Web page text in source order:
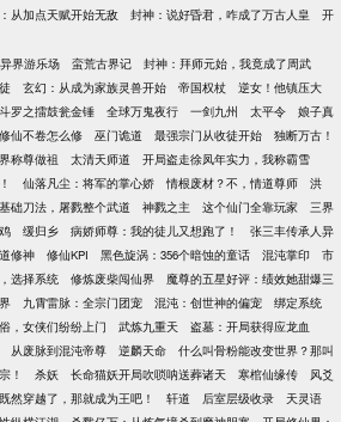
从加点天赋开始无敌 封神：说好昏君，咋成了万古人皇
开
异界游乐场 蛮荒古界记
封神：拜师元始，我竟成了周武
玄幻：从成为家族灵兽开始 帝国权杖
逆女！他镇压大
罗之擂鼓瓮金锤 全球万鬼夜行 一剑九州 太平令
娘子真
仙不卷怎么修 巫门诡道 最强宗门从收徒开始
独断万古！
称尊做祖 太清天师道
开局盗走徐凤年实力，我称霸雪
仙落凡尘：将军的掌心娇 情根废材？不，情道尊师
洪
础刀法，屠戮整个武道 神戮之主 这个仙门全靠玩家
三界
缓归乡 病娇师尊：我的徒儿又想跑了！
张三丰传承人异
修神 修仙KPI 黑色旋涡：356个暗蚀的童话 混沌掌印
市
选择系统 修炼废柴闯仙界
魔尊的五星好评：绩效她甜爆三
九霄雷脉：全宗门团宠 混沌：创世神的偏宠
绑定系统
，女侠们纷纷上门 武炼九重天
盗墓：开局获得应龙血
从废脉到混沌帝尊 逆麟天命
什么叫骨粉能改变世界？那叫
！ 杀妖 长命猫妖开局吹唢呐送葬诸天 寒棺仙缘传
风爻
既然穿越了，那就成为王吧！ 轩道 后室层级收录
天灵语